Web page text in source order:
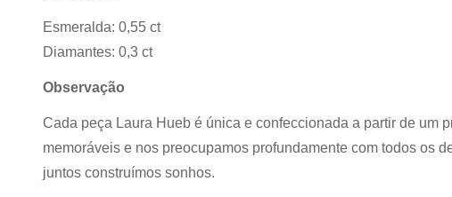
Esmeralda: 0,55 ct
Diamantes: 0,3 ct
Observação
Cada peça Laura Hueb é única e confeccionada a partir de um
memoráveis e nos preocupamos profundamente com todos os
juntos construímos sonhos.